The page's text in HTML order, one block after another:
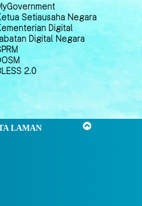
Setiausaha Negara
Digital
Digital Negara
2.0
LAMAN